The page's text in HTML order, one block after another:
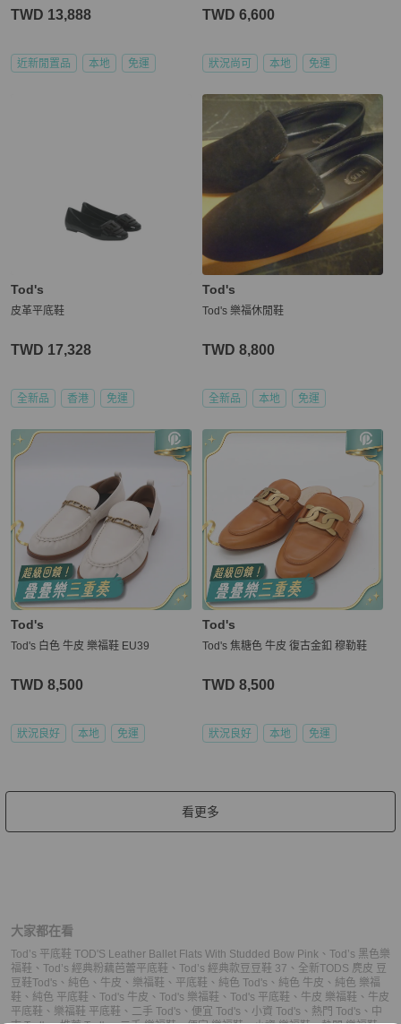
TWD 13,888
近新閒置品 本地 免運
TWD 6,600
狀況尚可 本地 免運
Tod's
皮革平底鞋
TWD 17,328
全新品 香港 免運
Tod's
Tod's 樂福休閒鞋
TWD 8,800
全新品 本地 免運
Tod's
Tod's 白色 牛皮 樂福鞋 EU39
TWD 8,500
狀況良好 本地 免運
Tod's
Tod's 焦糖色 牛皮 復古金釦 穆勒鞋
TWD 8,500
狀況良好 本地 免運
看更多
大家都在看
Tod’s 平底鞋 TOD'S Leather Ballet Flats With Studded Bow Pink 、 Tod’s 黑色樂
福鞋 、 Tod’s 經典粉藕芭蕾平底鞋 、 Tod’s 經典款豆豆鞋 37 、 全新TODS 麂皮 豆
豆鞋Tod's 、 純色 、 牛皮 、 樂福鞋 、 平底鞋 、 純色 Tod's 、 純色 牛皮 、 純色 樂福
鞋 、 純色 平底鞋 、 Tod's 牛皮 、 Tod's 樂福鞋 、 Tod's 平底鞋 、 牛皮 樂福鞋 、 牛皮
平底鞋 、 樂福鞋 平底鞋 、 二手 Tod's 、 便宜 Tod's 、 小資 Tod's 、 熱門 Tod's 、 中